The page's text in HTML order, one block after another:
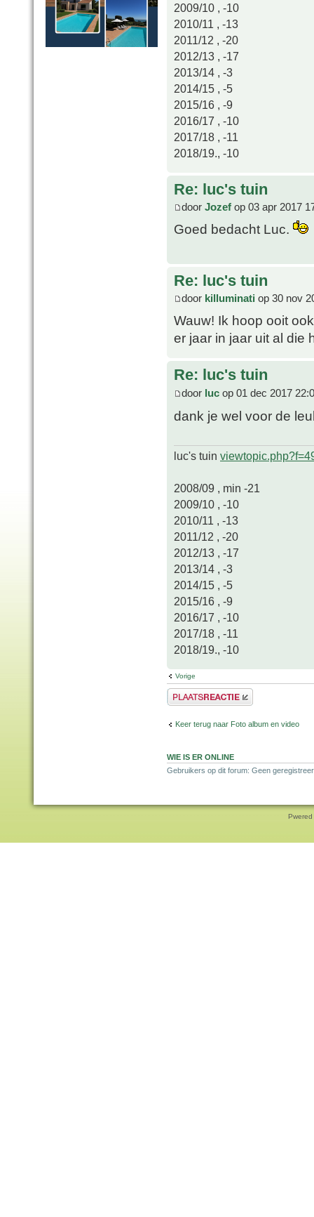
2009/10 , -10
2010/11 , -13
2011/12 , -20
2012/13 , -17
2013/14 , -3
2014/15 , -5
2015/16 , -9
2016/17 , -10
2017/18 , -11
2018/19., -10
Re: luc's tuin
door Jozef op 03 apr 2017
Goed bedacht Luc.
Re: luc's tuin
door killuminati op 30 nov
Wauw! Ik hoop ooit
er jaar in jaar uit al die
Re: luc's tuin
door luc op 01 dec 2017
dank je wel voor de
luc's tuin
2008/09 , min -21
2009/10 , -10
2010/11 , -13
2011/12 , -20
2012/13 , -17
2013/14 , -3
2014/15 , -5
2015/16 , -9
2016/17 , -10
2017/18 , -11
2018/19., -10
Vorige
Plaats een reactie
Keer terug naar Foto album en video
WIE IS ER ONLINE
Gebruikers op dit forum: Geen